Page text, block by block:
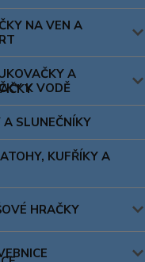
NA VEN A
A
K VODĚ
A SLUNEČNÍKY
KUFŘÍKY A
HRAČKY